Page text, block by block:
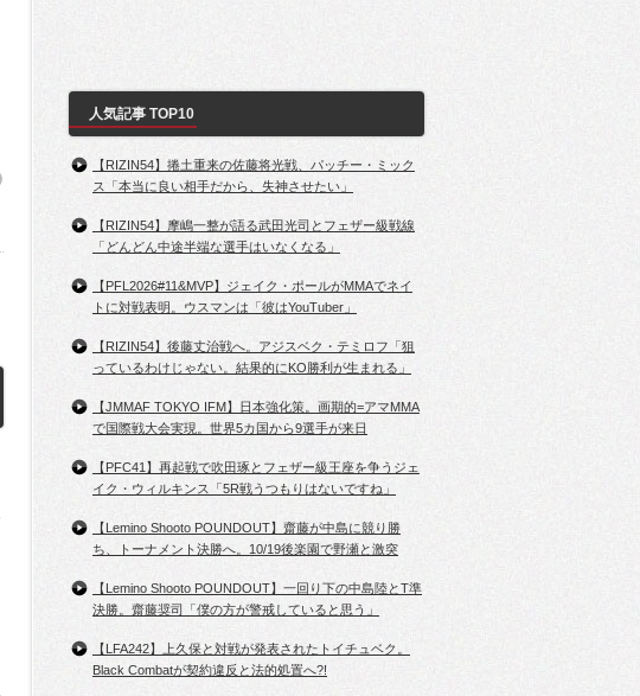
人気記事 TOP10
【RIZIN54】捲土重来の佐藤将光戦、パッチー・ミック
ス「本当に良い相手だから、失神させたい」
【RIZIN54】摩嶋一整が語る武田光司とフェザー級戦線
「どんどん中途半端な選手はいなくなる」
【PFL2026#11&MVP】ジェイク・ポールがMMAでネイ
トに対戦表明。ウスマンは「彼はYouTuber」
【RIZIN54】後藤丈治戦へ。アジスベク・テミロフ「狙
っているわけじゃない。結果的にKO勝利が生まれる」
【JMMAF TOKYO IFM】日本強化策。画期的=アマMMA
で国際戦大会実現。世界5カ国から9選手が来日
【PFC41】再起戦で吹田琢とフェザー級王座を争うジェ
イク・ウィルキンス「5R戦うつもりはないですね」
【Lemino Shooto POUNDOUT】齋藤が中島に競り勝
ち、トーナメント決勝へ。10/19後楽園で野瀬と激突
【Lemino Shooto POUNDOUT】一回り下の中島陸とT準
決勝。齋藤奨司「僕の方が警戒していると思う」
【LFA242】上久保と対戦が発表されたトイチュベク。
Black Combatが契約違反と法的処置へ?!